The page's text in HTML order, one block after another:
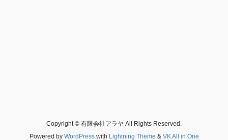
Copyright © 有限会社アラヤ All Rights Reserved.
Powered by WordPresswith Lightning Theme & VK All in One